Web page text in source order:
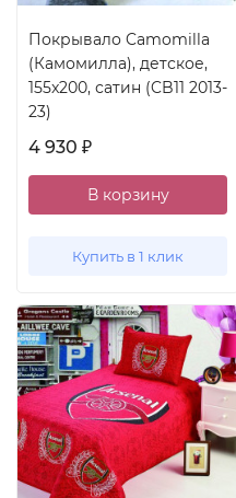
Покрывало Camomilla
(Камомилла), детское,
155x200, сатин (CB11 2013-
23)
4 930 ₽
В корзину
Купить в 1 клик